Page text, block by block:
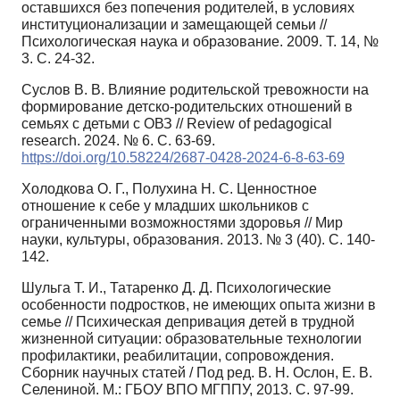
оставшихся без попечения родителей, в условиях
институционализации и замещающей семьи //
Психологическая наука и образование. 2009. Т. 14, №
3. С. 24-32.
Суслов В. В. Влияние родительской тревожности на
формирование детско-родительских отношений в
семьях с детьми с ОВЗ // Review of pedagogical
research. 2024. № 6. С. 63-69.
https://doi.org/10.58224/2687-0428-2024-6-8-63-69
Холодкова О. Г., Полухина Н. С. Ценностное
отношение к себе у младших школьников с
ограниченными возможностями здоровья // Мир
науки, культуры, образования. 2013. № 3 (40). С. 140-
142.
Шульга Т. И., Татаренко Д. Д. Психологические
особенности подростков, не имеющих опыта жизни в
семье // Психическая депривация детей в трудной
жизненной ситуации: образовательные технологии
профилактики, реабилитации, сопровождения.
Сборник научных статей / Под ред. В. Н. Ослон, Е. В.
Селениной. М.: ГБОУ ВПО МГППУ, 2013. С. 97-99.